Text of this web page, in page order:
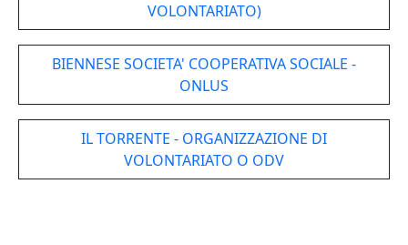
VOLONTARIATO)
BIENNESE SOCIETA' COOPERATIVA SOCIALE -
ONLUS
IL TORRENTE - ORGANIZZAZIONE DI
VOLONTARIATO O ODV